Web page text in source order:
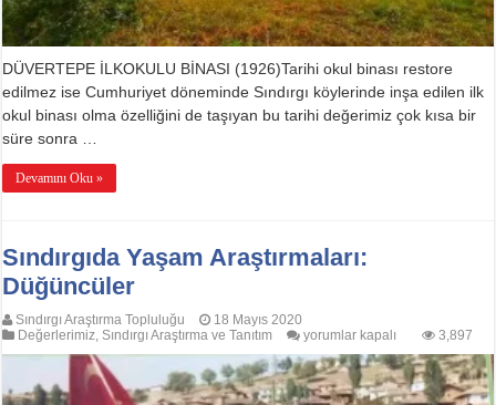
DÜVERTEPE İLKOKULU BİNASI (1926)Tarihi okul binası restore
edilmez ise Cumhuriyet döneminde Sındırgı köylerinde inşa edilen ilk
okul binası olma özelliğini de taşıyan bu tarihi değerimiz çok kısa bir
süre sonra …
Devamını Oku »
Sındırgıda Yaşam Araştırmaları:
Düğüncüler
Sındırgı Araştırma Topluluğu
18 Mayıs 2020
Değerlerimiz Sındırgı Araştırma ve Tanıtım
Sındırgıda
Araştırmaları:
Düğüncüler
için
yorumlar kapalı 3,897